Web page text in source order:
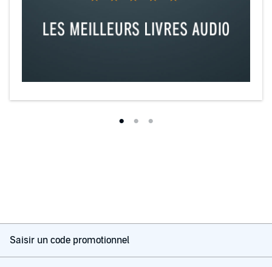
Saisir un code promotionnel